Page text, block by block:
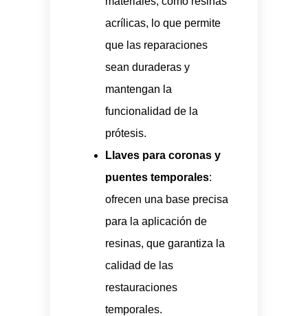
acrílicas, lo que permite
que las reparaciones
sean duraderas y
mantengan la
funcionalidad de la
prótesis.
Llaves para coronas y
puentes temporales:
ofrecen una base precisa
para la aplicación de
resinas, que garantiza la
calidad de las
restauraciones
temporales.